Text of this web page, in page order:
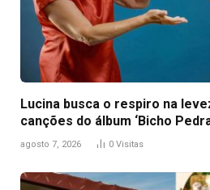
Lucina busca o respiro na
canções do álbum ‘Bicho
agosto 7, 2026 0 Visitas